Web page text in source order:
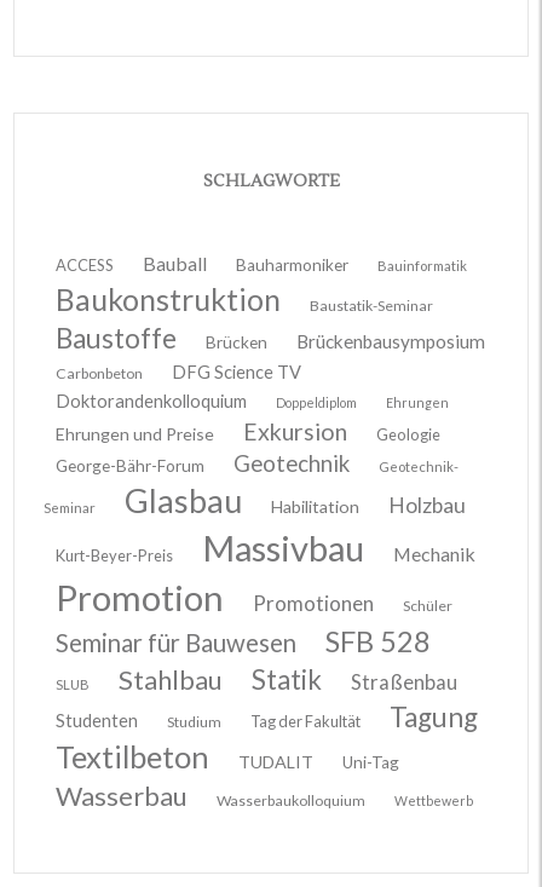
SCHLAGWORTE
ACCESS Bauball Bauharmoniker Bauinformatik
Baukonstruktion Baustatik-Seminar
Baustoffe Brücken Brückenbausymposium
Carbonbeton
DFG Science TV
Doktorandenkolloquium
Doppeldiplom Ehrungen
Ehrungen und Preise Exkursion
Geologie
George-Bähr-Forum
Geotechnik Geotechnik-
Seminar Glasbau Habilitation Holzbau
Kurt-Beyer-Preis Massivbau Mechanik
Promotion Promotionen Schüler
Seminar für Bauwesen SFB 528
SLUB Stahlbau Statik Straßenbau
Studenten Studium Tag der Fakultät Tagung
Textilbeton TUDALIT Uni-Tag
Wasserbau Wasserbaukolloquium Wettbewerb